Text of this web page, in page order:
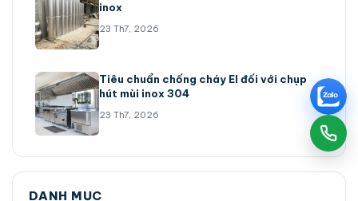
inox
23 Th7, 2026
Tiêu chuẩn chống cháy EI đối với chụp
hút mùi inox 304
23 Th7, 2026
DANH MỤC